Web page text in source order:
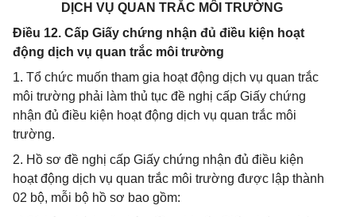
DỊCH VỤ QUAN TRẮC MÔI TRƯỜNG
Điều 12. Cấp Giấy chứng nhận đủ điều kiện hoạt
động dịch vụ quan trắc môi trường
1. Tổ chức muốn tham gia hoạt động dịch vụ quan trắc
môi trường phải làm thủ tục đề nghị cấp Giấy chứng
nhận đủ điều kiện hoạt động dịch vụ quan trắc môi
trường.
2. Hồ sơ đề nghị cấp Giấy chứng nhận đủ điều kiện
hoạt động dịch vụ quan trắc môi trường được lập thành
02 bộ, mỗi bộ hồ sơ bao gồm: